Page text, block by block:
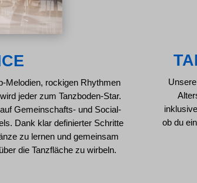
Melodien, rockigen Rhythmen
jeder zum Tanzboden-Star.
Gemeinschafts- und Social-
Dank klar definierter Schritte
zu lernen und gemeinsam
die Tanzfläche zu wirbeln.
ob du